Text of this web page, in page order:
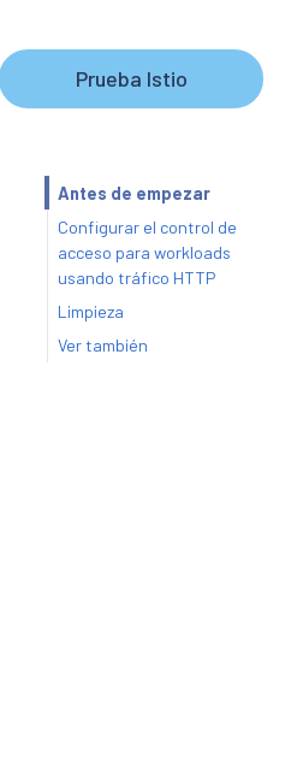
Prueba Istio
Antes de empezar
Configurar el control de
acceso para workloads
usando tráfico HTTP
Limpieza
Ver también